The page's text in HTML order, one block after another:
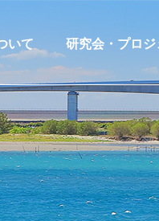
いて 研究会・プロ
宇宙航空技術利活
浜松医工連携研
環境・エネルギ
浜松ロボット産